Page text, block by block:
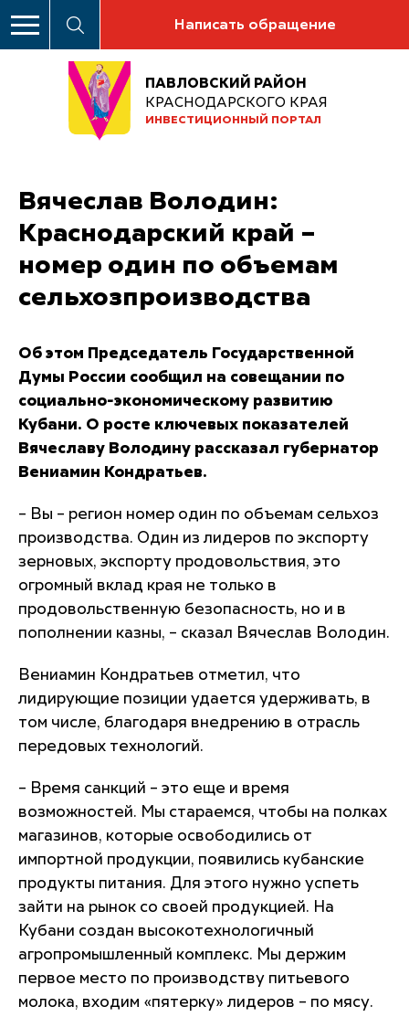
Написать обращение
ПАВЛОВСКИЙ РАЙОН
КРАСНОДАРСКОГО КРАЯ
ИНВЕСТИЦИОННЫЙ ПОРТАЛ
Вячеслав Володин:
Краснодарский край –
номер один по объемам
сельхозпроизводства
Об этом Председатель Государственной
Думы России сообщил на совещании по
социально-экономическому развитию
Кубани. О росте ключевых показателей
Вячеславу Володину рассказал губернатор
Вениамин Кондратьев.
– Вы – регион номер один по объемам сельхоз
производства. Один из лидеров по экспорту
зерновых, экспорту продовольствия, это
огромный вклад края не только в
продовольственную безопасность, но и в
пополнении казны, – сказал Вячеслав Володин.
Вениамин Кондратьев отметил, что
лидирующие позиции удается удерживать, в
том числе, благодаря внедрению в отрасль
передовых технологий.
– Время санкций – это еще и время
возможностей. Мы стараемся, чтобы на полках
магазинов, которые освободились от
импортной продукции, появились кубанские
продукты питания. Для этого нужно успеть
зайти на рынок со своей продукцией. На
Кубани создан высокотехнологичный
агропромышленный комплекс. Мы держим
первое место по производству питьевого
молока, входим «пятерку» лидеров – по мясу.